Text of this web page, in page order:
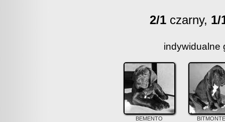
2/1 czarny, 1/
indywidualne
BEMENTO BITMONTE